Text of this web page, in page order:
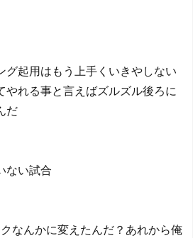
グ起用はもう上手くいきやしない
やれる事と言えばズルズル後ろに
だ
ない試合
なんかに変えたんだ？あれから俺